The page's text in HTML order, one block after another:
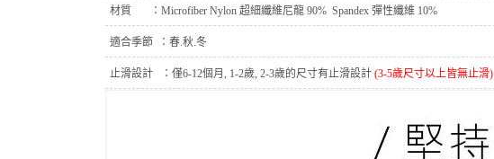
材質 ： Microfiber Nylon 超細纖維尼龍 90% Spandex 彈性纖維 10%
適合季節 ： 春.秋.冬
止滑設計 ： 僅6-12個月, 1-2歲, 2-3歲的尺寸有止滑設計 (3-5歲尺寸以上皆無止滑)